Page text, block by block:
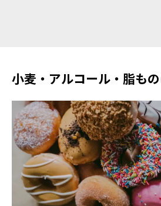
小麦・アルコール・脂も